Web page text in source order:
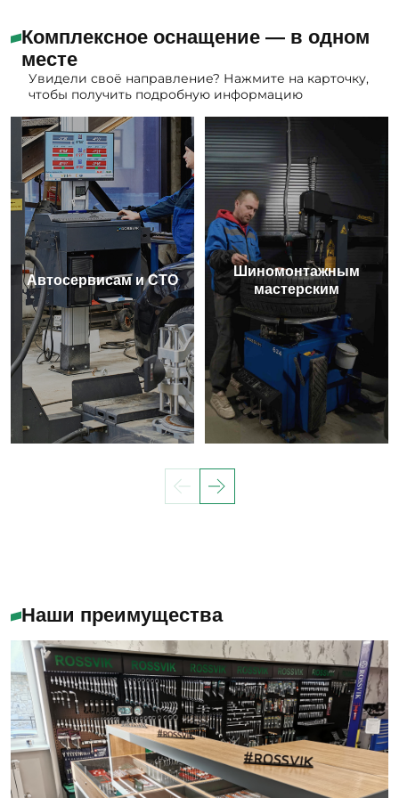
Комплексное оснащение — в одном
месте
Увидели своё направление? Нажмите на карточку,
чтобы получить подробную информацию
Автосервисам и СТО
Шиномонтажным
мастерским
Наши преимущества